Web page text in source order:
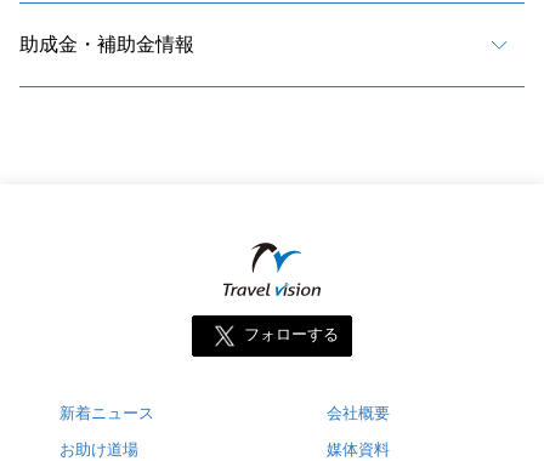
助成金・補助金情報
フォローする
新着ニュース
お助け道場
会社概要
媒体資料